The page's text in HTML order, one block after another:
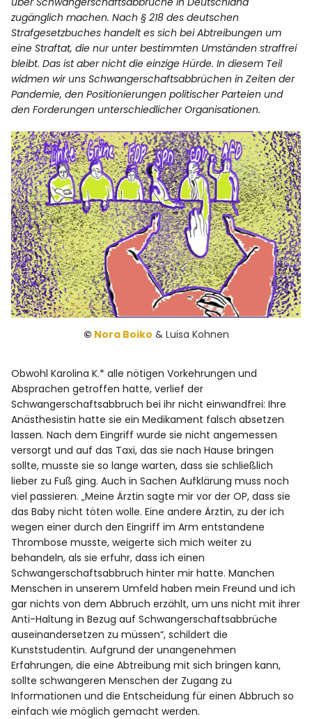
zugänglich machen. Nach § 218 des deutschen
Strafgesetzbuches handelt es sich bei Abtreibungen um
eine Straftat, die nur unter bestimmten Umständen straffrei
bleibt. Das ist aber nicht die einzige Hürde. In diesem Teil
widmen wir uns Schwangerschaftsabbrüchen in Zeiten der
Pandemie, den Positionierungen politischer Parteien und
den Forderungen unterschiedlicher Organisationen.
© Nora Boiko & Luisa Kohnen
Obwohl Karolina K.* alle nötigen Vorkehrungen und
Absprachen getroffen hatte, verlief der
Schwangerschaftsabbruch bei ihr nicht einwandfrei: Ihre
Anästhesistin hatte sie ein Medikament falsch absetzen
lassen. Nach dem Eingriff wurde sie nicht angemessen
versorgt und auf das Taxi, das sie nach Hause bringen
sollte, musste sie so lange warten, dass sie schließlich
lieber zu Fuß ging. Auch in Sachen Aufklärung muss noch
viel passieren. „Meine Ärztin sagte mir vor der OP, dass sie
das Baby nicht töten wolle. Eine andere Ärztin, zu der ich
wegen einer durch den Eingriff im Arm entstandene
Thrombose musste, weigerte sich mich weiter zu
behandeln, als sie erfuhr, dass ich einen
Schwangerschaftsabbruch hinter mir hatte. Manchen
Menschen in unserem Umfeld haben mein Freund und ich
gar nichts von dem Abbruch erzählt, um uns nicht mit ihrer
Anti-Haltung in Bezug auf Schwangerschaftsabbrüche
auseinandersetzen zu müssen“, schildert die
Kunststudentin. Aufgrund der unangenehmen
Erfahrungen, die eine Abtreibung mit sich bringen kann,
sollte schwangeren Menschen der Zugang zu
Informationen und die Entscheidung für einen Abbruch so
einfach wie möglich gemacht werden.